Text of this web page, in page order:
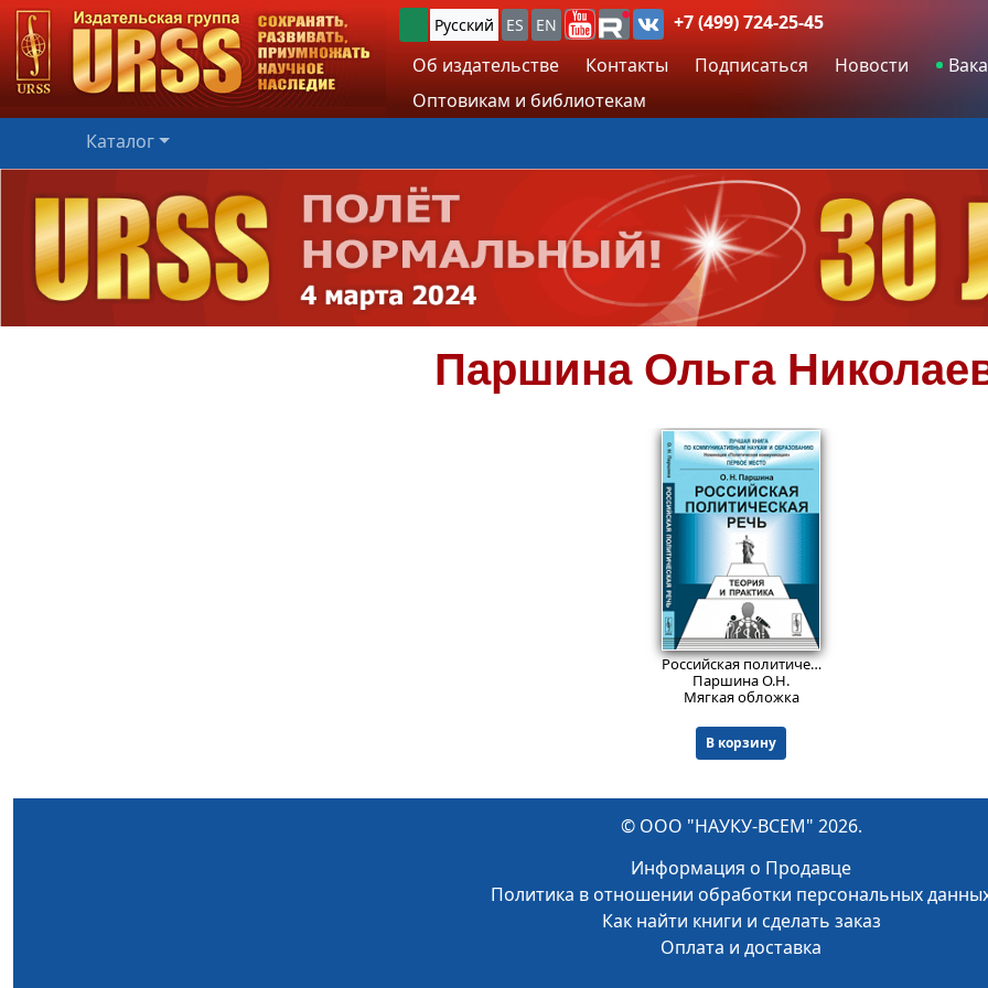
Русский ES EN
+7 (499) 724-25-45
Об издательстве
Контакты Подписаться Новости
Оптовикам и библиотекам
Каталог
Паршина Ольга
748₽
Российская политическая речь: Теория и практика.
Паршина О.Н.
Мягкая обложка
В корзину
© ООО "НАУКУ-ВСЕМ" 2026.
Информация о Продавце
Политика в отношении обработки персональных
Как найти книги и сделать заказ
Оплата и доставка